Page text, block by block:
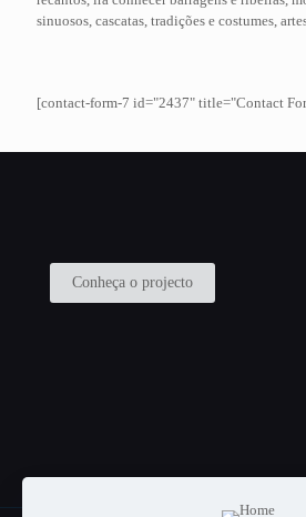
sinuosos, cascatas, tradições e costumes,
[contact-form-7 id="2437" title="Contact
Conheça o projecto